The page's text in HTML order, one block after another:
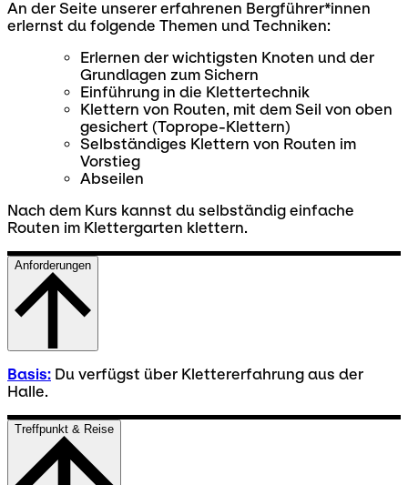
An der Seite unserer erfahrenen Bergführer*innen
erlernst du folgende Themen und Techniken:
Erlernen der wichtigsten Knoten und der
Grundlagen zum Sichern
Einführung in die Klettertechnik
Klettern von Routen, mit dem Seil von oben
gesichert (Toprope-Klettern)
Selbständiges Klettern von Routen im
Vorstieg
Abseilen
Nach dem Kurs kannst du selbständig einfache
Routen im Klettergarten klettern.
Anforderungen
Basis: Du verfügst über Klettererfahrung aus der
Halle.
Treffpunkt & Reise